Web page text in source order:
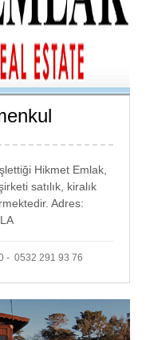
Hikmet Emlak,
satılık, kiralık
Adres:
- 0532 291 93 76